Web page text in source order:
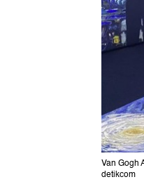
Van Gogh
detikcom